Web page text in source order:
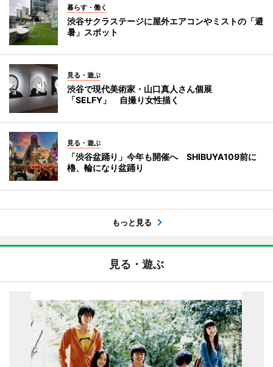
暮らす・働く
渋谷サクラステージに屋外エアコンやミストの「避
暑」スポット
見る・遊ぶ
渋谷で現代美術家・山口真人さん個展
「SELFY」 自撮り女性描く
見る・遊ぶ
「渋谷盆踊り」今年も開催へ SHIBUYA109前に
櫓、輪になり盆踊り
もっと見る
見る・遊ぶ